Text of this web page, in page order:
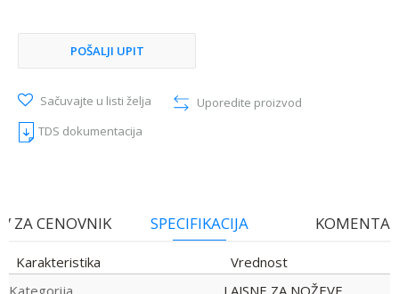
POŠALJI UPIT
Sačuvajte u listi želja
Uporedite proizvod
TDS dokumentacija
ZA CENOVNIK SPECIFIKACIJA
Karakteristika
Vrednost
Kategorija
LAJSNE ZA NOŽEVE